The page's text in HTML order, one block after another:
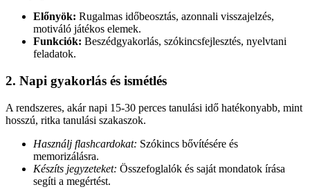
Előnyök: Rugalmas időbeosztás, azonnali visszajelzés,
motiváló játékos elemek.
Funkciók: Beszédgyakorlás, szókincsfejlesztés, nyelvtani
feladatok.
2. Napi gyakorlás és ismétlés
A rendszeres, akár napi 15-30 perces tanulási idő hatékonyabb, mint
hosszú, ritka tanulási szakaszok.
Használj flashcardokat: Szókincs bővítésére és
memorizálásra.
Készíts jegyzeteket: Összefoglalók és saját mondatok írása
segíti a megértést.